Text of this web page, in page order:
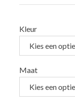
Kleur
Maat